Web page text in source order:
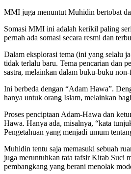
MMI juga menuntut Muhidin bertobat
Somasi MMI ini adalah kerikil paling
pernah ada somasi secara resmi dan
Dalam eksplorasi tema (ini yang selalu
tidak terlalu baru. Tema pencarian dan
sastra, melainkan dalam buku-buku
Ini berbeda dengan “Adam Hawa”.
hanya untuk orang Islam, melainkan
Proses penciptaan Adam-Hawa dan
Hawa. Hanya ada, misalnya, “kata
Pengetahuan yang menjadi umum
Muhidin tentu saja memasuki sebuah
juga meruntuhkan tata tafsir Kitab Suci
pembangkang yang berani menolak